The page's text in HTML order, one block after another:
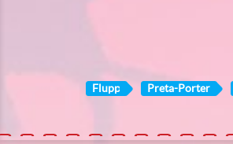
Flupp Preta-Porter